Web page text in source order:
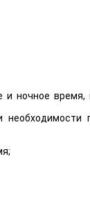
ночное время,
необходимости